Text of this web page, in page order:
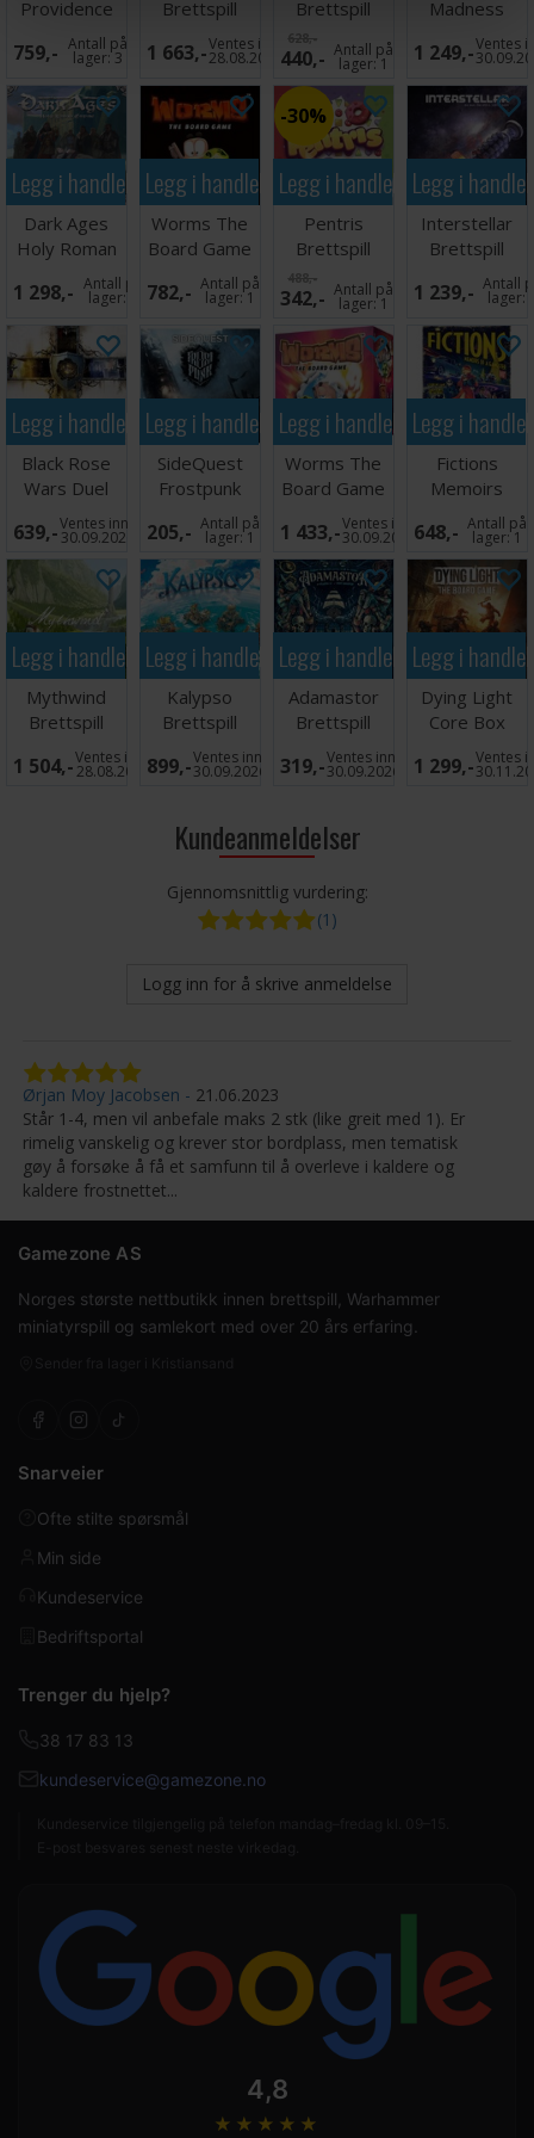
Providence
Brettspill
759,- Antall på
lager:3
Brettspill
1 663,-Ventes inn
28.08.2026
Brettspill
440,- Antall på
lager:1
Madness
Dicefall
Brettspill
1 249,-Ventes
Legg i handlekurven
Dark Ages
Holy Roman
Empire
Brettspill
1 298,- Antall på
lager:
Legg i handlekurven
Worms The
Board Game
Brettspill
782,- Antall på
lager:1
Legg i handlekurven
30%
Pentris
Brettspill
488,-
342,- Antall på
lager:1
Legg i
Interstellar
Brettspill
1 239,- Antall
lager:
Legg i handlekurven
Black Rose
Wars Duel
Lex Brettspill
639,-Ventes inn
30.09.2026
Legg i handlekurven
SideQuest
Frostpunk
Brettspill
205,- Antall på
lager:1
Legg i handlekurven
Worms The
Board Game
CE Brettspill
1 433,-Ventes inn
30.09.2026
Legg i
Fictions
Memoirs
Gangster
Brettspill
648,- Antall på
lager:1
Legg i handlekurven
Mythwind
Brettspill
1 504,-Ventes inn
28.08.2026
Legg i handlekurven
Kalypso
Brettspill
899,-Ventes inn
30.09.2026
Legg i handlekurven
Adamastor
Brettspill
319,-Ventes inn
30.09.2026
Legg i
Dying Light
Core Box
Brettspill
1 299,-Ventes
Kundeanmeldelser
Gjennomsnittlig vurdering:
(1)
Logg inn for å skrive anmeldelse
Ørjan Moy Jacobsen
21.06.2023
Står 1-4, men vil anbefale maks 2 stk (like greit med 1). Er
rimelig vanskelig og krever stor bordplass, men tematisk
gøy å forsøke å få et samfunn til å overleve i kaldere og
kaldere frostnettet...
Gamezone AS
Norges største nettbutikk innen brettspill, Warhammer
miniatyrspill og samlekort med over 20 års erfaring.
Snarveier
Ofte stilte spørsmål
Min side
Kundeservice
Bedriftsportal
Trenger du hjelp?
38 17 83 13
kundeservice@gamezone.no
4,8
★★★★ ★